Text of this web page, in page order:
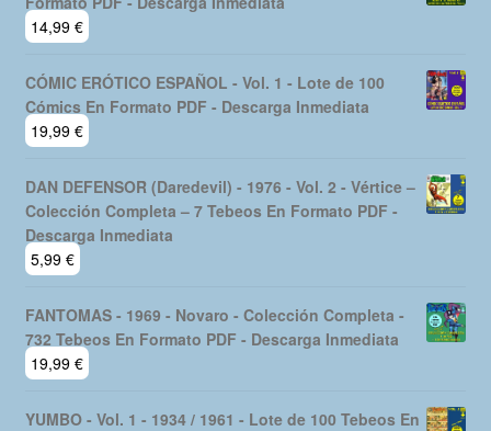
24,99 €.
14,99 €
CÓMIC ERÓTICO ESPAÑOL - Vol. 1 - Lote de 100
Cómics En Formato PDF - Descarga Inmediata
19,99 €
DAN DEFENSOR (Daredevil) - 1976 - Vol. 2 - Vértice –
Colección Completa – 7 Tebeos En Formato PDF -
Descarga Inmediata
5,99 €
FANTOMAS - 1969 - Novaro - Colección Completa -
732 Tebeos En Formato PDF - Descarga Inmediata
19,99 €
YUMBO - Vol. 1 - 1934 / 1961 - Lote de 100 Tebeos En